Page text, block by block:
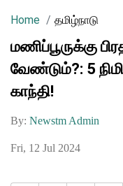
Home தமிழ்நாடு
மணிப்பூருக்கு
வேண்டும்?: 5
காந்தி!
By: Newstm Admin
Fri, 12 Jul 2024